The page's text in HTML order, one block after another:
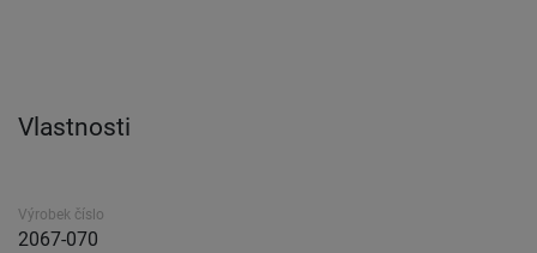
Vlastnosti
Výrobek číslo
2067-070